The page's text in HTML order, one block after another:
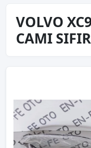
VOLVO
CAMI SIFIR